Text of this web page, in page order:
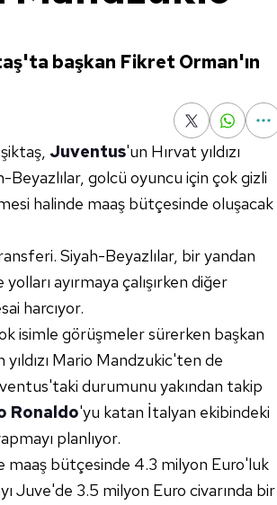
başkan Fikret Orman'ın
Juventus'un Hırvat yıldızı
golcü oyuncu için çok gizli
halinde maaş bütçesinde oluşacak
Siyah-Beyazlılar, bir yandan
ayırmaya çalışırken diğer
harcıyor.
isimle görüşmeler sürerken başkan
Mario Mandzukic'ten de
durumunu yakından takip
Ronaldo'yu katan İtalyan ekibindeki
planlıyor.
maaş bütçesinde 4.3 milyon Euro'luk
Juve'de 3.5 milyon Euro civarında bir